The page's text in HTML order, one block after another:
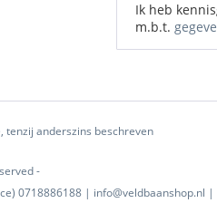
Ik heb
m.b.t.
anderszins beschreven
-
0718886188 | info@veldbaanshop.nl |